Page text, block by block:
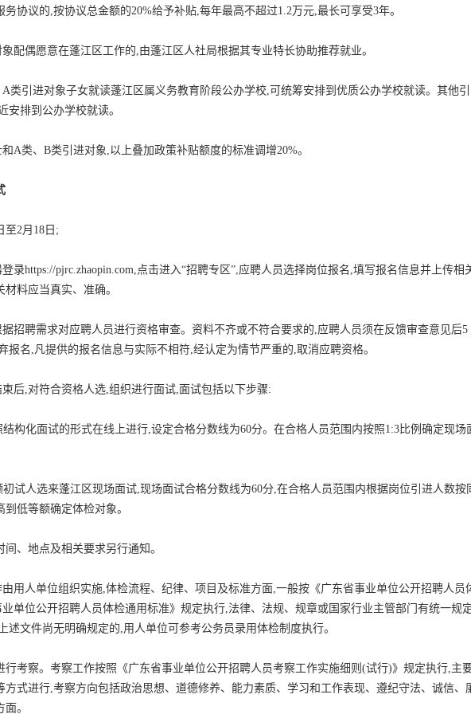
协议的,按协议总金额的20%给予补贴,每年最高不超过1.2万元,最长可享受3年。
配偶愿意在蓬江区工作的,由蓬江区人社局根据其专业特长协助推荐就业。
类引进对象子女就读蓬江区属义务教育阶段公办学校,可统筹安排到优质公办学校就读。其他引
安排到公办学校就读。
A类、B类引进对象,以上叠加政策补贴额度的标准调增20%。
至2月18日;
录https://pjrc.zhaopin.com,点击进入“招聘专区”,应聘人员选择岗位报名,填写报名信息并上传相
料应当真实、准确。
招聘需求对应聘人员进行资格审查。资料不齐或不符合要求的,应聘人员须在反馈审查意见后5
报名,凡提供的报名信息与实际不相符,经认定为情节严重的,取消应聘资格。
后,对符合资格人选,组织进行面试,面试包括以下步骤:
构化面试的形式在线上进行,设定合格分数线为60分。在合格人员范围内按照1:3比例确定现场
试人选来蓬江区现场面试,现场面试合格分数线为60分,在合格人员范围内根据岗位引进人数按
低等额确定体检对象。
、地点及相关要求另行通知。
用人单位组织实施,体检流程、纪律、项目及标准方面,一般按《广东省事业单位公开招聘人员
单位公开招聘人员体检通用标准》规定执行,法律、法规、规章或国家行业主管部门有统一规
述文件尚无明确规定的,用人单位可参考公务员录用体检制度执行。
行考察。考察工作按照《广东省事业单位公开招聘人员考察工作实施细则(试行)》规定执行,主
方式进行,考察方向包括政治思想、道德修养、能力素质、学习和工作表现、遵纪守法、诚信、
。